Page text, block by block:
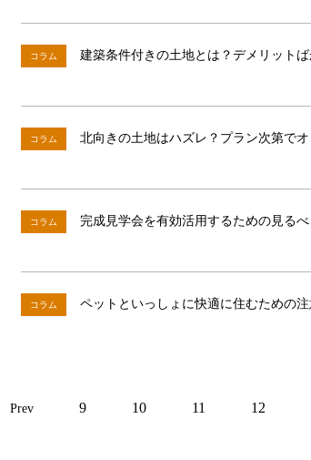
コラム 建築条件付きの土地とは？デメリット
コラム 北向きの土地はハズレ？プラン次第で
コラム 完成見学会を有効活用するための見る
コラム ペットといっしょに快適に住むための
Prev 9 10 11 12